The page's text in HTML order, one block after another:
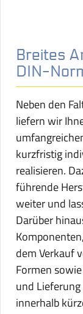
Breites
DIN-
Neben den
liefern wir
kurzfristig
realisieren.
führende
weiter und
Darüber
dem Verkauf
Formen
und
innerhalb